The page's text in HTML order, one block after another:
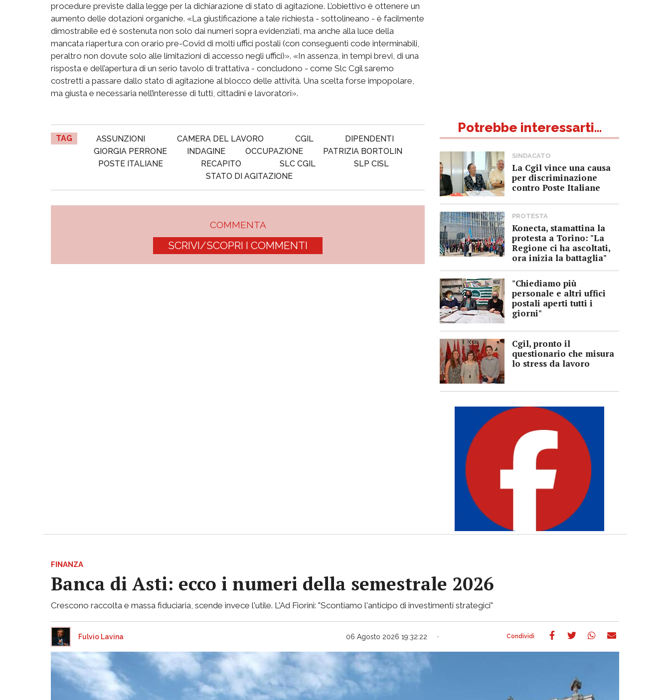
procedure previste dalla legge per la dichiarazione di stato di agitazione. L’obiettivo è ottenere un
aumento delle dotazioni organiche. «La giustificazione a tale richiesta - sottolineano - è facilmente
dimostrabile ed è sostenuta non solo dai numeri sopra evidenziati, ma anche alla luce della
mancata riapertura con orario pre-Covid di molti uffici postali (con conseguenti code interminabili,
peraltro non dovute solo alle limitazioni di accesso negli uffici)». «In assenza, in tempi brevi, di una
risposta e dell’apertura di un serio tavolo di trattativa - concludono - come Slc Cgil saremo
costretti a passare dallo stato di agitazione al blocco delle attività. Una scelta forse impopolare,
ma giusta e necessaria nell’interesse di tutti, cittadini e lavoratori».
TAG ASSUNZIONI CAMERA DEL LAVORO CGIL
DIPENDENTI
GIORGIA PERRONE
INDAGINE OCCUPAZIONE
PATRIZIA BORTOLIN
POSTE ITALIANE
RECAPITO SLC CGIL
SLP CISL
STATO DI AGITAZIONE
COMMENTA
SCRIVI/SCOPRI I COMMENTI
Potrebbe interessarti...
SINDACATO
La Cgil vince una causa
per discriminazione
contro Poste Italiane
PROTESTA
Konecta, stamattina la
protesta a Torino: "La
Regione ci ha ascoltati,
ora inizia la battaglia"
"Chiediamo più
personale e altri uffici
postali aperti tutti i
giorni"
Cgil, pronto il
questionario che misura
lo stress da lavoro
FINANZA
Banca di Asti: ecco i numeri della semestrale 2026
Crescono raccolta e massa fiduciaria, scende invece l'utile. L'Ad Fiorini: "Scontiamo l'anticipo di investimenti strategici"
Fulvio Lavina 06 Agosto 2026 19:32:22